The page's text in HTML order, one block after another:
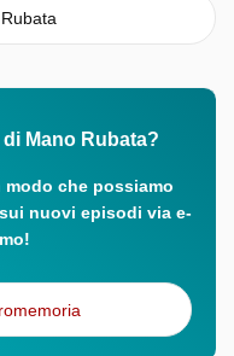
Mano Rubata?
che possiamo
nuovi episodi via e-